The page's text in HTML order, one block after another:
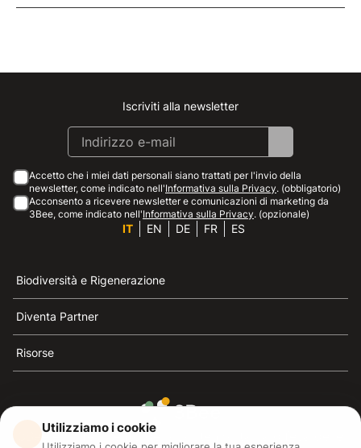
Instagram
Facebook
Linkedin
Youtube
Iscriviti alla newsletter
Accetto che i miei dati personali siano trattati per l'invio della
newsletter, come indicato nell'Informativa sulla Privacy. (obbligatorio)
Acconsento a ricevere newsletter e comunicazioni di marketing da
3Bee, come indicato nell'Informativa sulla Privacy. (opzionale)
IT EN DE FR ES
Biodiversità e Rigenerazione
Diventa Partner
Risorse
3Bee è il riferimento della sostenibilità, la difesa delle
Utilizziamo i cookie